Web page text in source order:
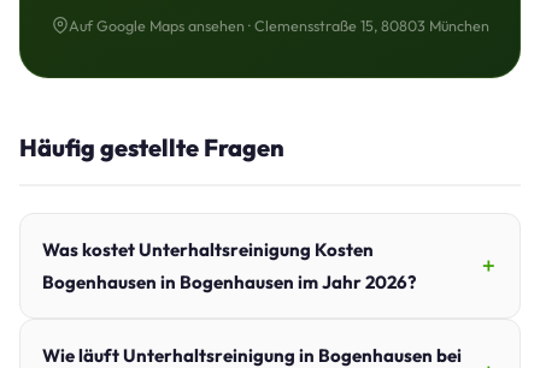
Auf Google Maps ansehen · Clemensstraße 15, 80803 München
Häufig gestellte Fragen
Was kostet Unterhaltsreinigung Kosten
Bogenhausen in Bogenhausen im Jahr 2026?
Wie läuft Unterhaltsreinigung in Bogenhausen bei